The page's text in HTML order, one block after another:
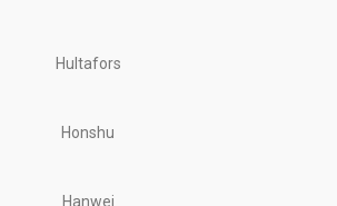
Hultafors
Honshu
Hanwei